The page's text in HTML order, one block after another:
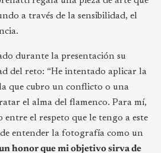
a través de la sensibilidad, el
durante la presentación su
del reto: “He intentado aplicar la
que cubro un conflicto o una
el alma del flamenco. Para mí,
entre el respeto que le tengo a este
entender la fotografía como un
honor que mi objetivo sirva de